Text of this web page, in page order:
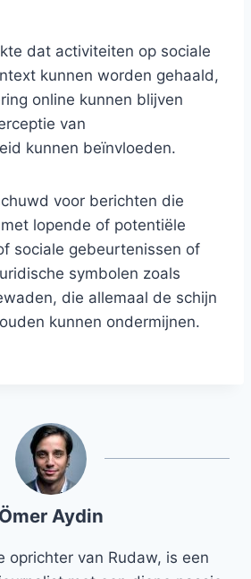
dat activiteiten op sociale
kunnen worden gehaald,
online kunnen blijven
van
kunnen beïnvloeden.
voor berichten die
lopende of potentiële
sociale gebeurtenissen of
symbolen zoals
die allemaal de schijn
kunnen ondermijnen.
Ömer Aydin
oprichter van Rudaw, is een